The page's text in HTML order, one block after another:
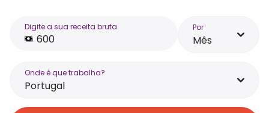
Digite a sua receita bruta Por
Mês
Onde é que trabalha?
Portugal